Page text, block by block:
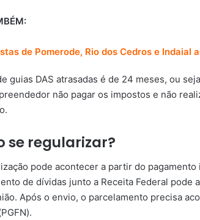
de Pomerode, Rio dos Cedros e Indaial
guias DAS atrasadas é de 24 meses, ou
não pagar os impostos e não
se regularizar?
pode acontecer a partir do
de dívidas junto a Receita Federal pode
Após o envio, o parcelamento precisa